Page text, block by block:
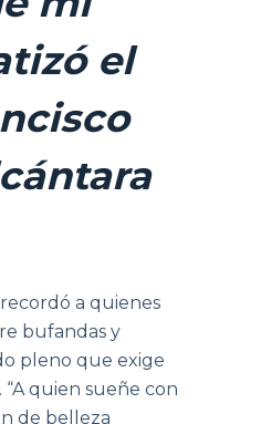
el
a quienes
bufandas y
pleno que exige
quien sueñe con
de belleza